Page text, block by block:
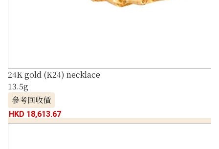
24K gold (K24) necklace
13.5g
參考回收價
HKD 18,613.67